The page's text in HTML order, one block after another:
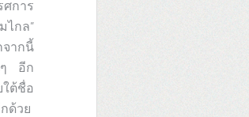
การ
กล”
ากนี้
ๆ อีก
ต้ชื่อ
ด้วย